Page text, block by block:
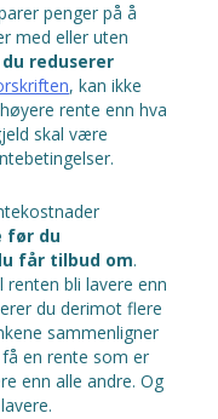
penger på å
med eller uten
du reduserer
, kan ikke
rente enn hva
skal være
før du
får tilbud om.
renten bli lavere enn
du derimot flere
sammenligner
en rente som er
enn alle andre. Og